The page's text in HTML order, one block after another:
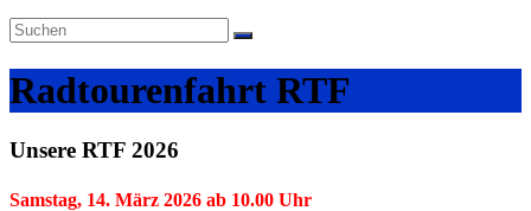
Radtourenfahrt RTF
Unsere RTF 2026
Samstag, 14. März 2026 ab 10.00 Uhr